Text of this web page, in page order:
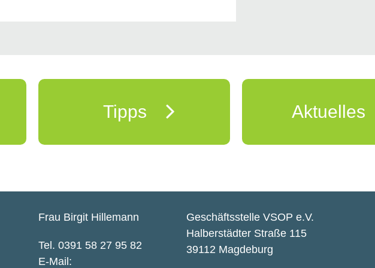
Tipps Aktuelles
Frau Birgit Hillemann
Tel. 0391 58 27 95 82
E-Mail:
Geschäftsstelle VSOP e.V.
Halberstädter Straße 115
39112 Magdeburg